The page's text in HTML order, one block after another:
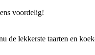
voordelig!
lekkerste taarten en